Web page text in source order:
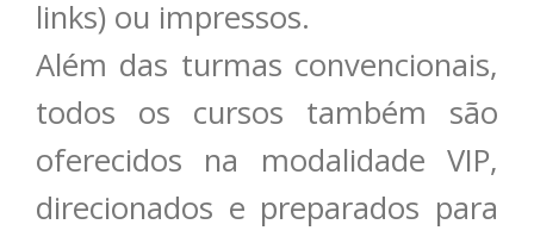
links) ou impressos.
Além das turmas convencionais,
todos os cursos também são
oferecidos na modalidade VIP,
direcionados e preparados para